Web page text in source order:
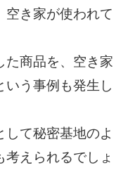
空き家が使われて
た商品を、空き家
いう事例も発生し
して秘密基地のよ
考えられるでしょ